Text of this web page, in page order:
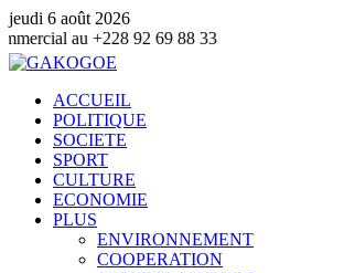
jeudi 6 août 2026
92 69 88 33
ACCUEIL
POLITIQUE
SOCIETE
SPORT
CULTURE
ECONOMIE
PLUS
ENVIRONNEMENT
COOPERATION